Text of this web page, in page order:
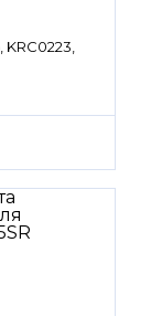
KRC0223,